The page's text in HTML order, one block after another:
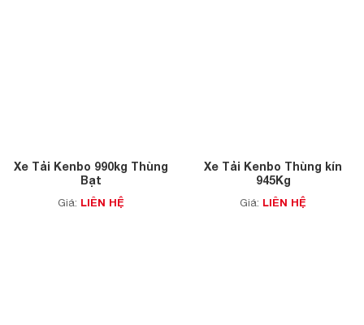
Xe Tải Kenbo 990kg Thùng
Bạt
Giá: LIÊN HỆ
Xe Tải Kenbo Thùng kín
945Kg
Giá: LIÊN HỆ